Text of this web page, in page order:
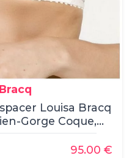
Louisa Bracq
Gorge Coque,
27%
Élasthanne
95.00 €